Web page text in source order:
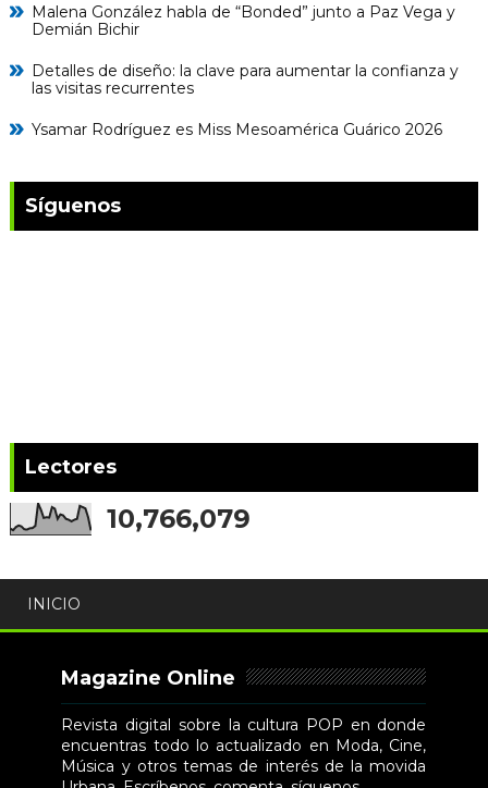
Malena González habla de “Bonded” junto a Paz Vega y
Demián Bichir
Detalles de diseño: la clave para aumentar la confianza y
las visitas recurrentes
Ysamar Rodríguez es Miss Mesoamérica Guárico 2026
Síguenos
Lectores
10,766,079
INICIO
Magazine Online
Revista digital sobre la cultura POP en donde
encuentras todo lo actualizado en Moda, Cine,
Música y otros temas de interés de la movida